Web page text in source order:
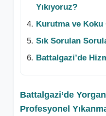
Yıkıyoruz?
Kurutma ve Koku
Sık Sorulan
Battalgazi’de
Battalgazi’de
Profesyonel